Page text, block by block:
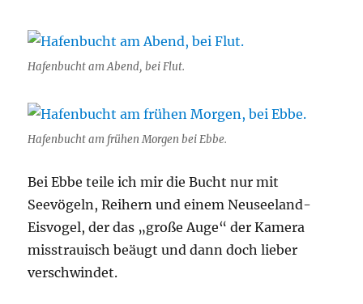
Hafenbucht am Abend, bei Flut.
Hafenbucht am frühen Morgen bei Ebbe.
Bei Ebbe teile ich mir die Bucht nur mit
Seevögeln, Reihern und einem Neuseeland-
Eisvogel, der das „große Auge“ der Kamera
misstrauisch beäugt und dann doch lieber
verschwindet.